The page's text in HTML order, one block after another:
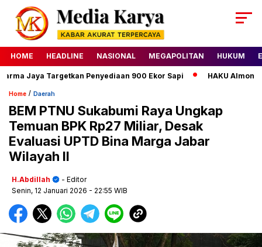
HOME HEADLINE NASIONAL MEGAPOLITAN HUKUM
Jaya Targetkan Penyediaan 900 Ekor Sapi HAKU Almond
Home / Daerah
BEM PTNU Sukabumi Raya Ungkap
Temuan BPK Rp27 Miliar, Desak
Evaluasi UPTD Bina Marga Jabar
Wilayah II
H.Abdillah
- Editor
Senin, 12 Januari 2026 - 22:55 WIB